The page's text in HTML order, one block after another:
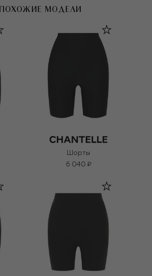
ПОХОЖИЕ МОДЕЛИ
Шорты
6 040 ₽